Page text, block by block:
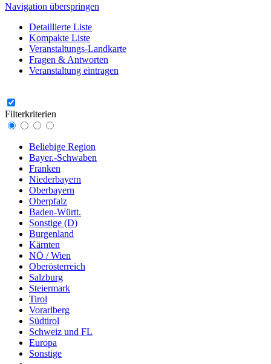
Navigation überspringen
Detaillierte Liste
Kompakte Liste
Veranstaltungs-Landkarte
Fragen & Antworten
Veranstaltung eintragen
Filterkriterien
Beliebige Region
Bayer.-Schwaben
Franken
Niederbayern
Oberbayern
Oberpfalz
Baden-Württ.
Sonstige (D)
Burgenland
Kärnten
NÖ / Wien
Oberösterreich
Salzburg
Steiermark
Tirol
Vorarlberg
Südtirol
Schweiz und FL
Europa
Sonstige